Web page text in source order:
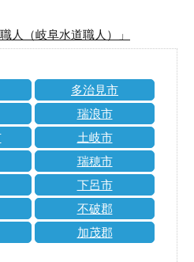
人（岐阜水道職人）」
多治見市
瑞浪市
土岐市
瑞穂市
下呂市
不破郡
加茂郡